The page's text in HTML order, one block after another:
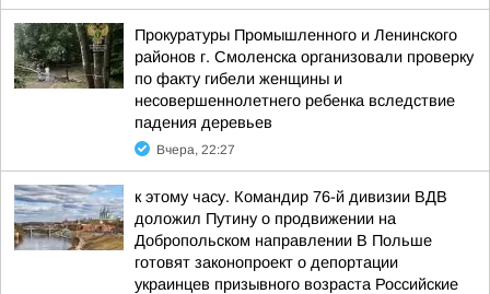
Прокуратуры Промышленного и Ленинского
районов г. Смоленска организовали проверку
по факту гибели женщины и
несовершеннолетнего ребенка вследствие
падения деревьев
Вчера, 22:27
к этому часу. Командир 76-й дивизии ВДВ
доложил Путину о продвижении на
Добропольском направлении В Польше
готовят законопроект о депортации
украинцев призывного возраста Российские